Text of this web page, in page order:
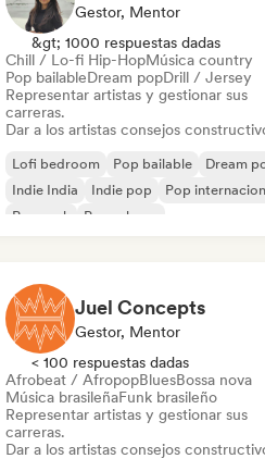
Gestor, Mentor
&gt; 1000 respuestas dadas
Chill / Lo-fi Hip-HopMúsica country
Pop bailableDream popDrill / Jersey
Representar artistas y gestionar sus
carreras.
Dar a los artistas consejos
Lofi bedroom Pop bailable
Dream
Indie India
Indie pop
Pop
Pop rock
Pop urbano
Juel Concepts
Gestor, Mentor
< 100 respuestas dadas
Afrobeat / AfropopBluesBossa nova
Música brasileñaFunk brasileño
Representar artistas y gestionar sus
carreras.
Dar a los artistas consejos